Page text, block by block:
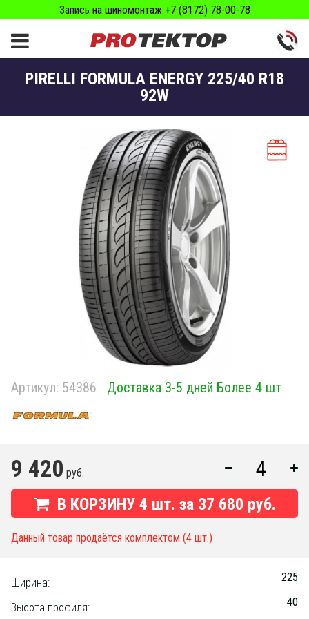
Запись на шиномонтаж +7 (8172) 78-00-78
PIRELLI FORMULA ENERGY 225/40 R18
92W
Артикул: 54386 Доставка 3-5 дней Более 4 шт
9 420 руб.
В КОРЗИНУ 4 шт. за 37 680 руб.
Данный товар продаётся комплектом (4 шт.)
Ширина: 225
Высота профиля: 40